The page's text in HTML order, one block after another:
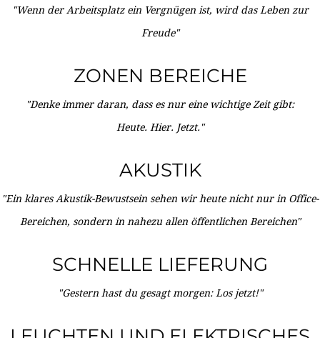
"Wenn der Arbeitsplatz ein Vergnügen ist, wird das Leben zur
Freude"
ZONEN BEREICHE
"Denke immer daran, dass es nur eine wichtige Zeit gibt:
Heute. Hier. Jetzt."
AKUSTIK
"Ein klares Akustik-Bewustsein sehen wir heute nicht nur in Office-
Bereichen, sondern in nahezu allen öffentlichen Bereichen"
SCHNELLE LIEFERUNG
"Gestern hast du gesagt morgen: Los jetzt!"